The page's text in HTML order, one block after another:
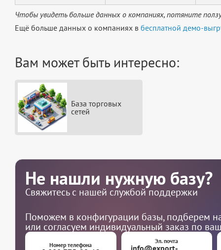
Чтобы увидеть больше данных о компаниях, потяните
Ещё больше данных о компаниях в бесплатной демо-
Вам может быть интересно:
База торговых
сетей
Не нашли нужную базу?
Свяжитесь с нашей службой поддержки
Поможем в конфигурации базы, подберем
или согласуем индивидуальный заказ по
Номер телефона
Эл. почта